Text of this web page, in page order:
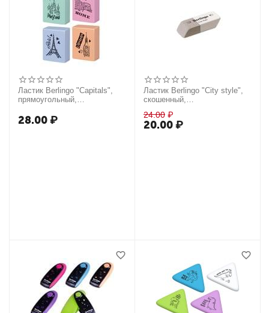
Ластик Berlingo "Capitals",
прямоугольный,
цвета ассорти, 23*19*9мм
28.00₽
Ластик Berlingo "City style",
скошенный,
натуральный каучук,
42*14*8мм
24.00 ₽
20.00₽